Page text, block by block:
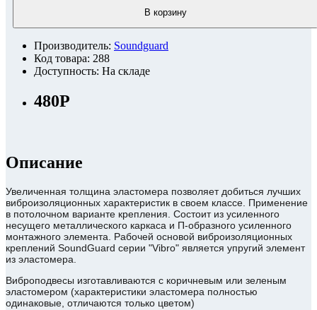
В корзину
Производитель: Soundguard
Код товара: 288
Доступность: На складе
480Р
Описание
Увеличенная толщина эластомера позволяет добиться лучших
виброизоляционных характеристик в своем классе. Применение
в потолочном варианте крепления. Состоит из усиленного
несущего металлического каркаса и П-образного усиленного
монтажного элемента. Рабочей основой виброизоляционных
креплений SoundGuard серии "Vibro" является упругий элемент
из эластомера.
Виброподвесы изготавливаются с коричневым или зеленым
эластомером (характеристики эластомера полностью
одинаковые, отличаются только цветом)